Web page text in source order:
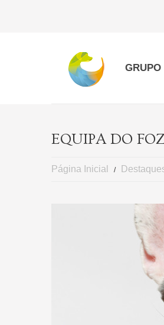
GRUPO
EQUIPA DO
Página Inicial